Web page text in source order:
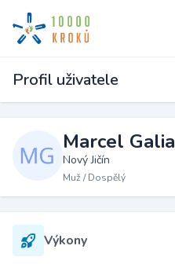
Profil uživatele
Marcel Galia
Nový Jičín
Muž / Dospělý
Výkony